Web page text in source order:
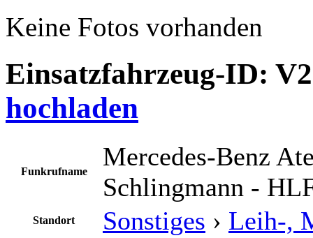
Keine Fotos vorhanden
Einsatzfahrzeug-ID:
hochladen
Funkrufname
Mercedes-Benz
Schlingmann -
Standort Sonstiges › Leih-,